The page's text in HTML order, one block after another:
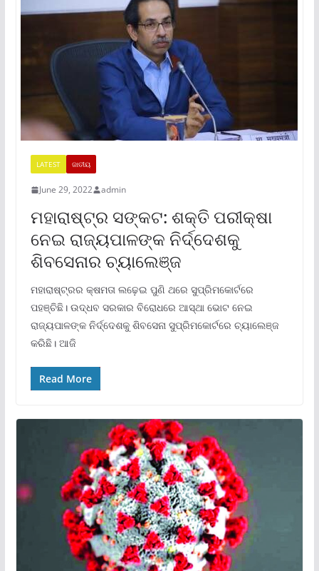
LATEST ଜାତୀୟ
June 29, 2022 admin
ମହାରାଷ୍ଟ୍ର ସଙ୍କଟ: ଶକ୍ତି ପରୀକ୍ଷା
ନେଇ ରାଜ୍ୟପାଳଙ୍କ ନିର୍ଦ୍ଦେଶକୁ
ଶିବସେନାର ଚ୍ୟାଲେଞ୍ଜ
ମହାରାଷ୍ଟ୍ରର କ୍ଷମତା ଲଢ଼େଇ ପୁଣି ଥରେ ସୁପ୍ରିମକୋର୍ଟରେ
ପହଞ୍ଚିଛି। ଉଦ୍ଧବ ସରକାର ବିରୋଧରେ ଆସ୍ଥା ଭୋଟ ନେଇ
ରାଜ୍ୟପାଳଙ୍କ ନିର୍ଦ୍ଦେଶକୁ ଶିବସେନା ସୁପ୍ରିମକୋର୍ଟରେ ଚ୍ୟାଲେଞ୍ଜ
କରିଛି। ଆଜି
Read More